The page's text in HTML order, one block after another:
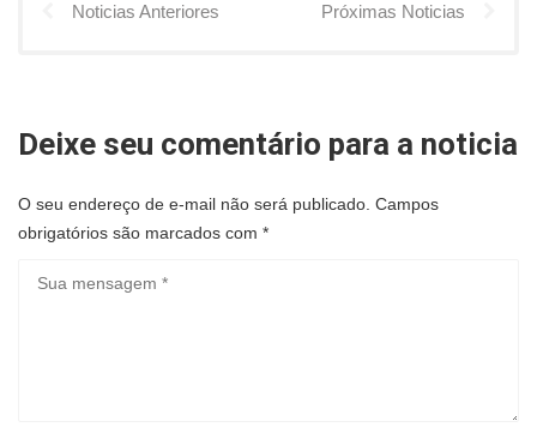
Noticias Anteriores Próximas Noticias
Deixe seu comentário para a noticia
O seu endereço de e-mail não será publicado. Campos
obrigatórios são marcados com *